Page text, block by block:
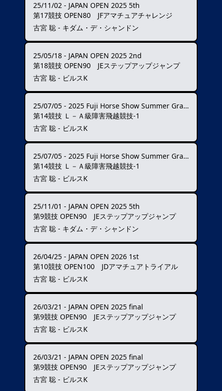
25/11/02 - JAPAN OPEN 2025 5th
第17競技 OPEN80 JFアマチュアチャレンジ
古宮 聡 - キダム・デ・シャンドン
25/05/18 - JAPAN OPEN 2025 2nd
第18競技 OPEN90 JEステップアップジャンプ
古宮 聡 - ビルスK
25/07/05 - 2025 Fuji Horse Show Summer Grand Prix ★★★
第14競技 Ｌ－Ａ級障害飛越競技-1
古宮 聡 - ビルスK
25/07/05 - 2025 Fuji Horse Show Summer Grand Prix ★★★
第14競技 Ｌ－Ａ級障害飛越競技-1
古宮 聡 - ビルスK
25/11/01 - JAPAN OPEN 2025 5th
第9競技 OPEN90 JEステップアップジャンプ
古宮 聡 - キダム・デ・シャンドン
26/04/25 - JAPAN OPEN 2026 1st
第10競技 OPEN100 JDアマチュアトライアル
古宮 聡 - ビルスK
26/03/21 - JAPAN OPEN 2025 final
第9競技 OPEN90 JEステップアップジャンプ
古宮 聡 - ビルスK
26/03/21 - JAPAN OPEN 2025 final
第9競技 OPEN90 JEステップアップジャンプ
古宮 聡 - ビルスK